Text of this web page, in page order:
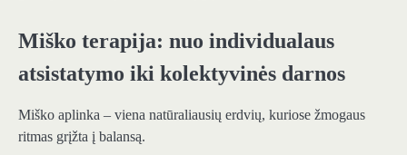
Miško terapija: nuo individualaus
atsistatymo iki kolektyvinės darnos
Miško aplinka – viena natūraliausių erdvių, kuriose žmogaus
ritmas grįžta į balansą.